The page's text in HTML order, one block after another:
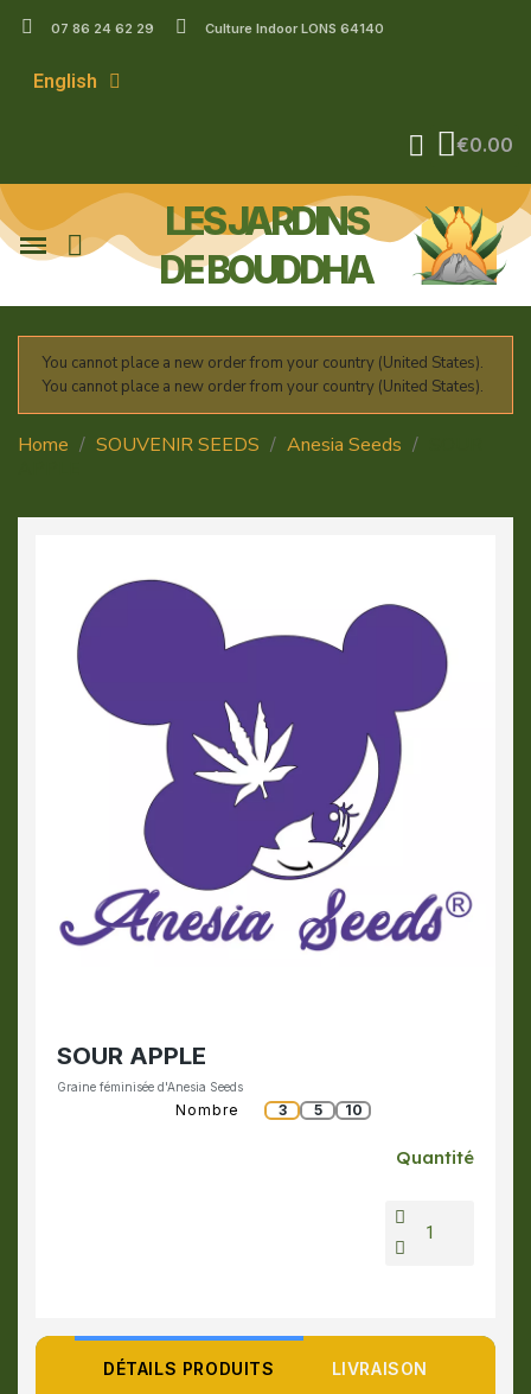
07 86 24 62 29 Culture Indoor LONS 64140
English
€0.00
LES JARDINS
DE BOUDDHA
You cannot place a new order from your country (United States).
You cannot place a new order from your country (United States).
Home SOUVENIR SEEDS Anesia Seeds
SOUR APPLE
Graine féminisée d'Anesia Seeds
Nombre 3 5 10
Quantité
DÉTAILS PRODUITS LIVRAISON